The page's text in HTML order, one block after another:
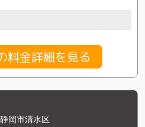
料金詳細を見る
岡市清水区